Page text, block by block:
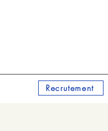
Recrutement